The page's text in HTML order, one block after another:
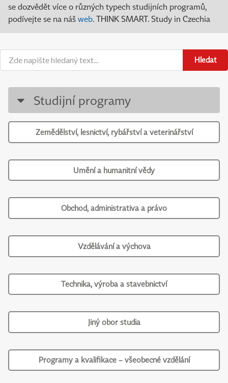
se dozvědět více o různých typech studijních programů,
podívejte se na náš web. THINK SMART. Study in Czechia
Hledat
Studijní programy
Zemědělství, lesnictví, rybářství a veterinářství
Umění a humanitní vědy
Obchod, administrativa a právo
Vzdělávání a výchova
Technika, výroba a stavebnictví
Jiný obor studia
Programy a kvalifikace – všeobecné vzdělání